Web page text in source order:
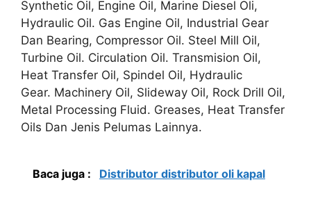
Synthetic Oil, Engine Oil, Marine Diesel Oli,
Hydraulic Oil. Gas Engine Oil, Industrial Gear
Dan Bearing, Compressor Oil. Steel Mill Oil,
Turbine Oil. Circulation Oil. Transmision Oil,
Heat Transfer Oil, Spindel Oil, Hydraulic
Gear. Machinery Oil, Slideway Oil, Rock Drill Oil,
Metal Processing Fluid. Greases, Heat Transfer
Oils Dan Jenis Pelumas Lainnya.
Baca juga : Distributor distributor oli kapal